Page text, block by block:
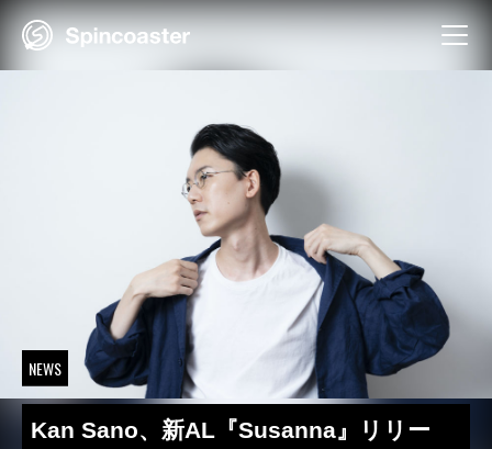
Skip
NEWS
Kan Sano、新AL『Susanna』リリー